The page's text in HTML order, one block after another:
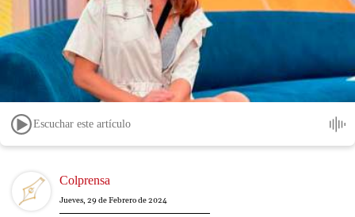
Escuchar este artículo
Image Colprensa
Jueves, 29 de Febrero de 2024